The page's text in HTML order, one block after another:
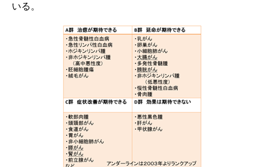
いる。